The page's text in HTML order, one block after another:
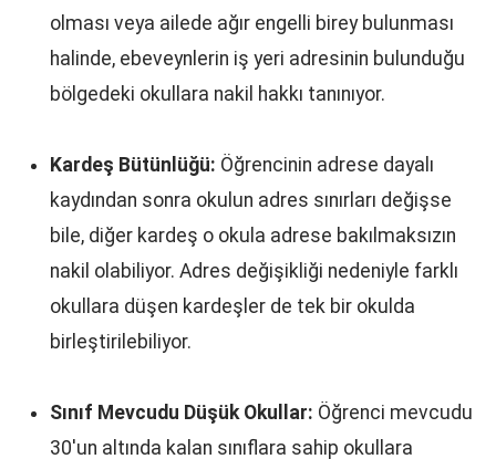
olması veya ailede ağır engelli birey bulunması
halinde, ebeveynlerin iş yeri adresinin bulunduğu
bölgedeki okullara nakil hakkı tanınıyor.
Kardeş Bütünlüğü: Öğrencinin adrese dayalı
kaydından sonra okulun adres sınırları değişse
bile, diğer kardeş o okula adrese bakılmaksızın
nakil olabiliyor. Adres değişikliği nedeniyle farklı
okullara düşen kardeşler de tek bir okulda
birleştirilebiliyor.
Sınıf Mevcudu Düşük Okullar: Öğrenci mevcudu
30'un altında kalan sınıflara sahip okullara